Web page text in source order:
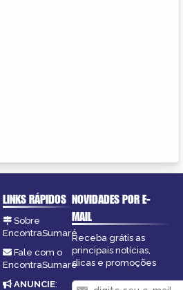
LINKS RÁPIDOS
Sobre
EncontraSumaré
Fale com o
EncontraSumaré
ANUNCIE:
NOVIDADES POR E-
MAIL
Receba grátis as
principais notícias,
dicas e promoções